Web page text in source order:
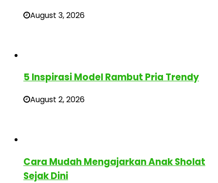
August 3, 2026
5 Inspirasi Model Rambut Pria Trendy
August 2, 2026
Cara Mudah Mengajarkan Anak Sholat
Sejak Dini